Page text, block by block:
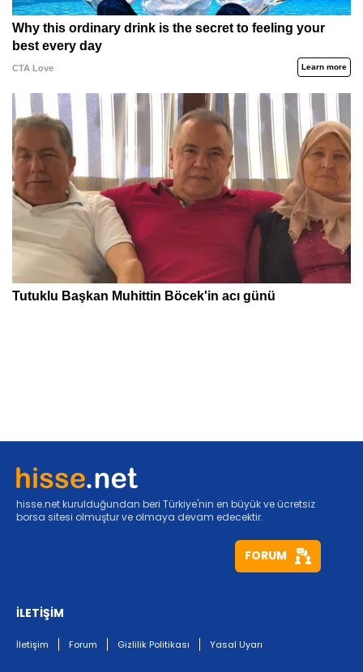
hisse.net kurulduğundan beri Türkiye'nin en büyük ve ücretsiz
borsa sitesi olmuştur ve olmaya devam edecektir.
FORUM
İLETİŞİM
İletişim Forum Gizlilik Politikası Yasal Uyarı